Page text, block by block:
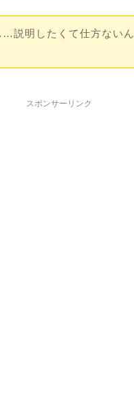
説明したくて仕方ないん
スポンサーリンク